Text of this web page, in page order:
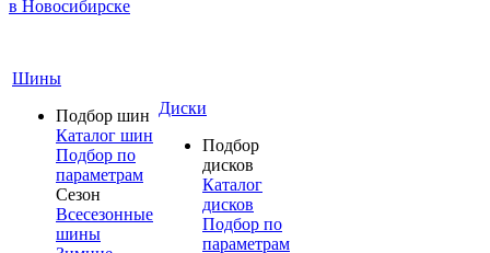
в Новосибирске
Шины
Подбор шин
Каталог шин
Подбор по
параметрам
Сезон
Всесезонные
шины
Диски
Подбор
дисков
Каталог
дисков
Подбор по
параметрам